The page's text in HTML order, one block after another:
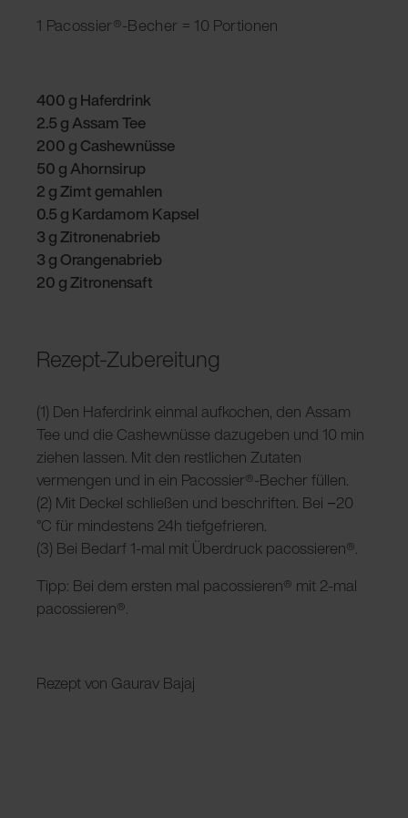
1 Pacossier®-Becher = 10 Portionen
400 g Haferdrink
2.5 g Assam Tee
200 g Cashewnüsse
50 g Ahornsirup
2 g Zimt gemahlen
0.5 g Kardamom Kapsel
3 g Zitronenabrieb
3 g Orangenabrieb
20 g Zitronensaft
Rezept-Zubereitung
(1) Den Haferdrink einmal aufkochen, den Assam
Tee und die Cashewnüsse dazugeben und 10 min
ziehen lassen. Mit den restlichen Zutaten
vermengen und in ein Pacossier®-Becher füllen.
(2) Mit Deckel schließen und beschriften. Bei −20
°C für mindestens 24h tiefgefrieren.
(3) Bei Bedarf 1-mal mit Überdruck pacossieren®.
Tipp: Bei dem ersten mal pacossieren® mit 2-mal
pacossieren®.
Rezept von Gaurav Bajaj